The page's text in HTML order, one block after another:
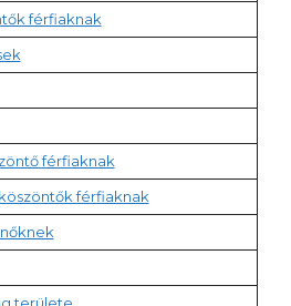
férfiaknak
férfiaknak
férfiaknak
területe